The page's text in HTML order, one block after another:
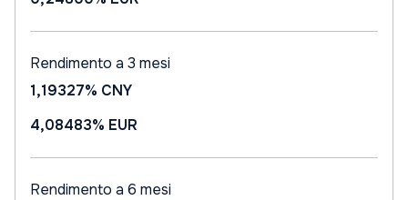
Rendimento a 3 mesi
1,19327% CNY
4,08483% EUR
Rendimento a 6 mesi